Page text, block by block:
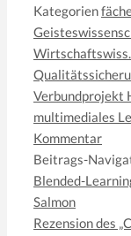
Kategorien
Wirtschaftswiss.
Verbundprojekt
multimediales
Kommentar
Beitrags-
Blended-
Salmon
Rezension des